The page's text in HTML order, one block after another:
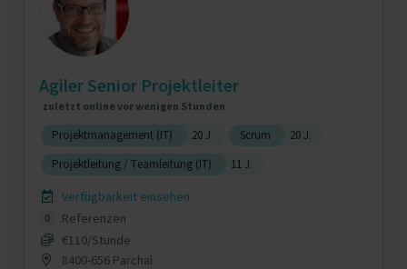
Agiler Senior Projektleiter
zuletzt online vor wenigen Stunden
Projektmanagement (IT) 20 J. Scrum
20 J.
Projektleitung / Teamleitung (IT)
11 J.
Verfügbarkeit einsehen
0
Referenzen
€110/Stunde
8400-656 Parchal